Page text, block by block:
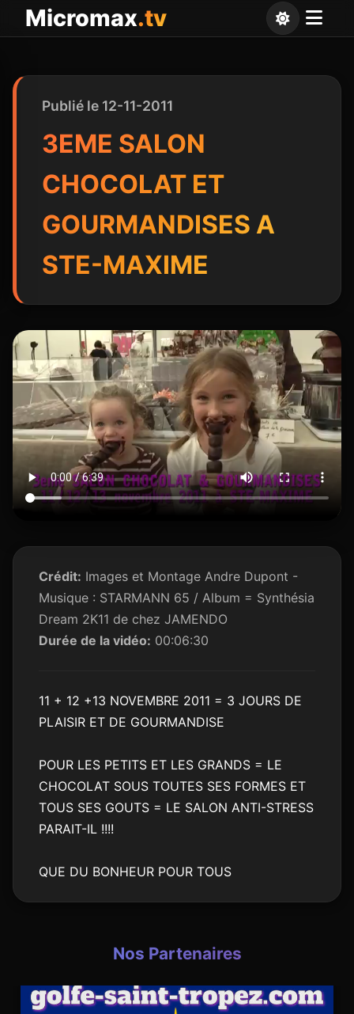
Micromax.tv
Publié le 12-11-2011
3EME SALON
CHOCOLAT ET
GOURMANDISES A
STE-MAXIME
Crédit: Images et Montage Andre Dupont -
Musique : STARMANN 65 / Album = Synthésia
Dream 2K11 de chez JAMENDO
Durée de la vidéo: 00:06:30
11 + 12 +13 NOVEMBRE 2011 = 3 JOURS DE
PLAISIR ET DE GOURMANDISE
POUR LES PETITS ET LES GRANDS = LE
CHOCOLAT SOUS TOUTES SES FORMES ET
TOUS SES GOUTS = LE SALON ANTI-STRESS
PARAIT-IL !!!!
QUE DU BONHEUR POUR TOUS
Nos Partenaires
Panneau de gestion des cookies